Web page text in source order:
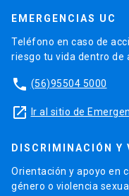
EMERGENCIAS UC
Teléfono en caso de
riesgo tu vida dentro de
phone (56)95504 5000
launch Ir al sitio de
DISCRIMINACIÓN Y
Orientación y apoyo en
género o violencia